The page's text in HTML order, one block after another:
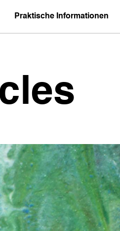
Praktische Informationen